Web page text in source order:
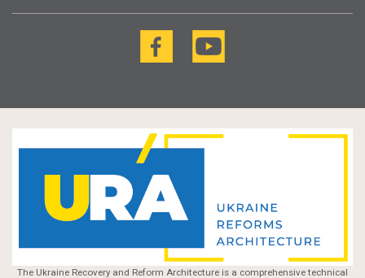
The Ukraine Recovery and Reform Architecture is a comprehensive technical